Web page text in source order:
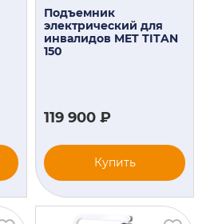
Подъемник
электрический для
инвалидов MET TITAN
150
119 900 ₽
Купить